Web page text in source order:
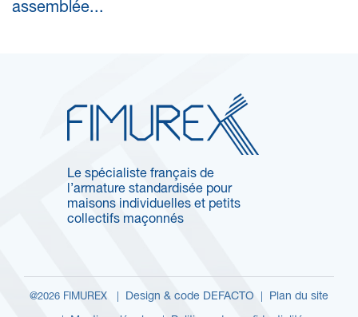
assemblée...
Le spécialiste français de
l’armature standardisée pour
maisons individuelles et petits
collectifs maçonnés
@2026 FIMUREX | Design & code DEFACTO Plan du site